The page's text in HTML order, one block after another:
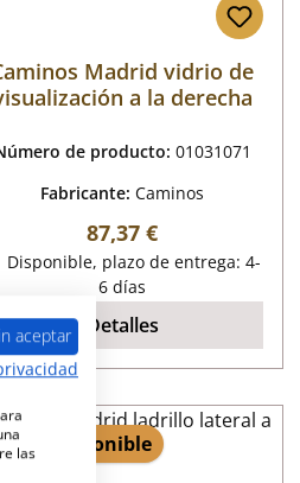
Madrid vidrio de
a la derecha
de producto: 01031071
Fabricante:Caminos
Precio normal:
87,37 €
Disponible, plazo de entrega: 4-
6 días
Detalles
3 disponible
aceptar
las